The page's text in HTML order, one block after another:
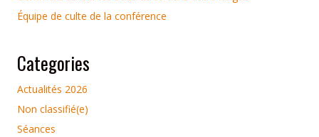
Équipe de culte de la conférence
Categories
Actualités 2026
Non classifié(e)
Séances